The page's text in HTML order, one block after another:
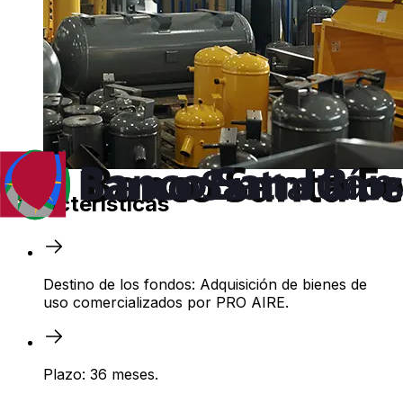
Características
Destino de los fondos: Adquisición de bienes de
uso comercializados por PRO AIRE.
Plazo: 36 meses.